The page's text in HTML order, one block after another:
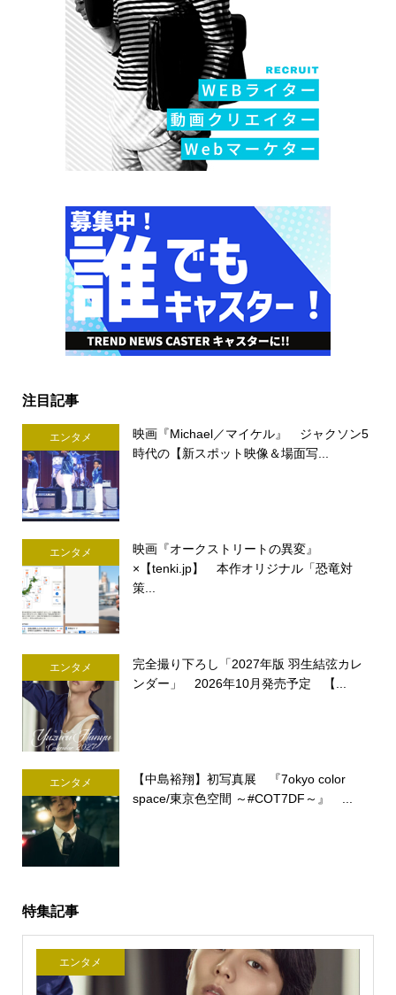
注目記事
エンタメ
映画『Michael／マイケル』 ジャクソン5
時代の【新スポット映像＆場面写...
エンタメ
映画『オークストリートの異変』
×【tenki.jp】 本作オリジナル「恐竜対
策...
エンタメ
完全撮り下ろし「2027年版 羽生結弦カレ
ンダー」 2026年10月発売予定 【...
エンタメ
【中島裕翔】初写真展 『7okyo color
space/東京色空間 ～#COT7DF～』 ...
特集記事
エンタメ